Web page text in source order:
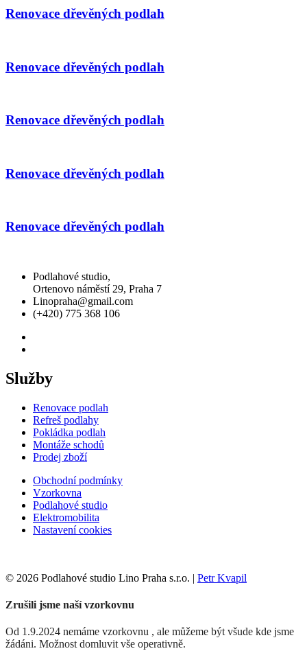
Renovace dřevěných podlah
Renovace dřevěných podlah
Renovace dřevěných podlah
Renovace dřevěných podlah
Renovace dřevěných podlah
Podlahové studio,
Ortenovo náměstí 29, Praha 7
Linopraha@gmail.com
(+420) 775 368 106
Služby
Renovace podlah
Refreš podlahy
Pokládka podlah
Montáže schodů
Prodej zboží
Obchodní podmínky
Vzorkovna
Podlahové studio
Elektromobilita
Nastavení cookies
© 2026 Podlahové studio Lino Praha s.r.o. | Petr Kvapil
Zrušili jsme naší vzorkovnu
Od 1.9.2024 nemáme vzorkovnu , ale můžeme být všude kde jsme
žádáni. Možnost domluvit vše operativně.